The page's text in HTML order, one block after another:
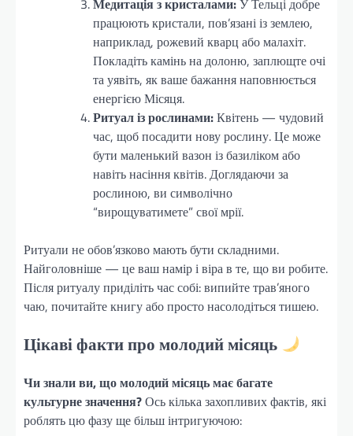
Медитація з кристалами:У Тельці добре
працюють кристали, пов’язані із землею,
наприклад, рожевий кварц або малахіт.
Покладіть камінь на долоню, заплющте очі
та уявіть, як ваше бажання наповнюється
енергією Місяця.
Ритуал із рослинами:Квітень — чудовий
час, щоб посадити нову рослину. Це може
бути маленький вазон із базиліком або
навіть насіння квітів. Доглядаючи за
рослиною, ви символічно
“вирощуватимете” свої мрії.
Ритуали не обов’язково мають бути складними.
Найголовніше — це ваш намір і віра в те, що ви робите.
Після ритуалу приділіть час собі: випийте трав’яного
чаю, почитайте книгу або просто насолодіться тишею.
Цікаві факти про молодий місяць
Чи знали ви, що молодий місяць має багате
культурне значення?Ось кілька захопливих фактів, які
роблять цю фазу ще більш інтригуючою: